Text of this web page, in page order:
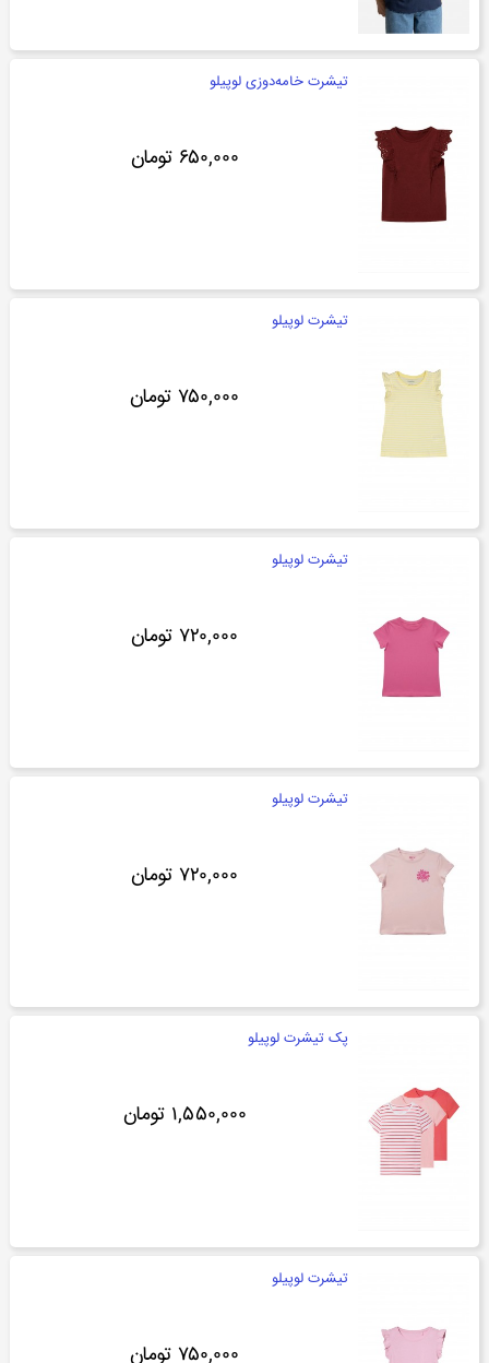
تیشرت خامه‌دوزی لوپیلو
۶۵۰,۰۰۰ تومان
تیشرت لوپیلو
۷۵۰,۰۰۰ تومان
تیشرت لوپیلو
۷۲۰,۰۰۰ تومان
تیشرت لوپیلو
۷۲۰,۰۰۰ تومان
پک تیشرت لوپیلو
۱,۵۵۰,۰۰۰ تومان
تیشرت لوپیلو
۷۵۰,۰۰۰ تومان